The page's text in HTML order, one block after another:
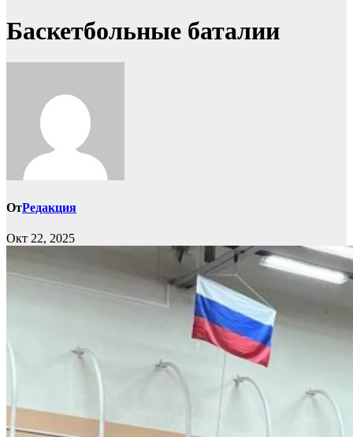
Баскетбольные баталии
ОтРедакция
Окт 22, 2025